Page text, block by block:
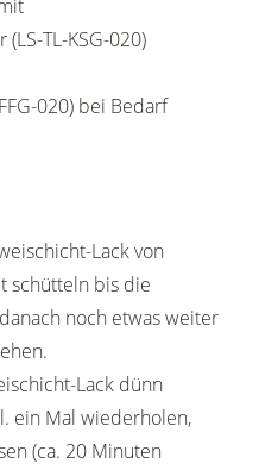
TL-KSG-020)
020) bei Bedarf
Lack von
schütteln bis die
noch etwas weiter
Lack dünn
ein Mal wiederholen,
(ca. 20 Minuten